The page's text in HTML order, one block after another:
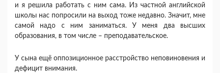
и я решила работать с ним сама. Из частной английской
школы нас попросили на выход тоже недавно. Значит, мне
самой надо с ним заниматься. У меня два высших
образования, в том числе – преподавательское.
У сына ещё оппозиционное расстройство неповиновения и
дефицит внимания.